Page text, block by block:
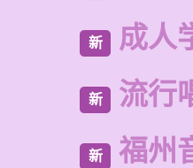
新 成人
新 流行
新 福州